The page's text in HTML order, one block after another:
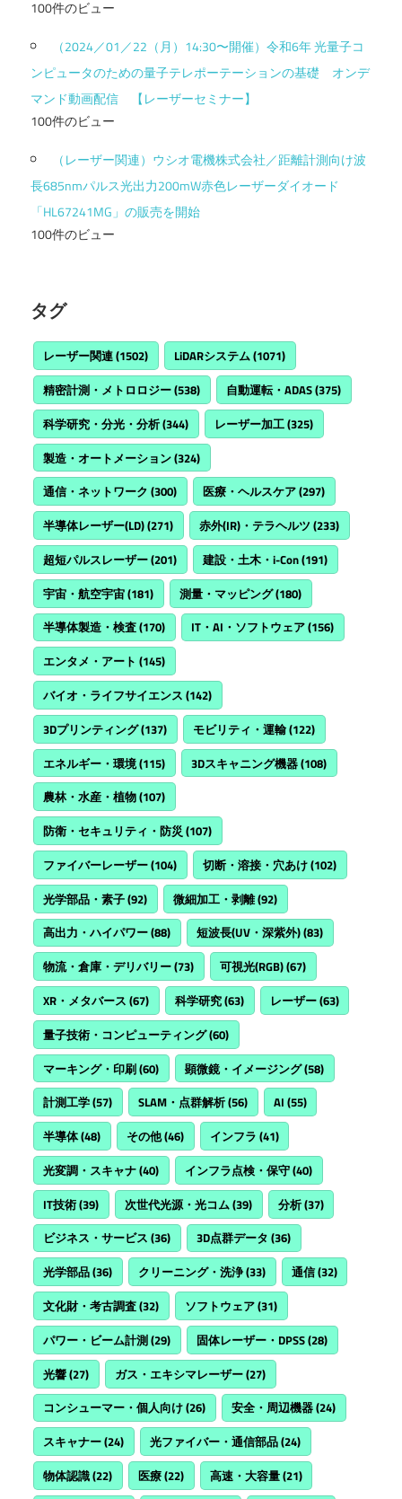
100件のビュー
（2024／01／22（月）14:30〜開催）令和6年 光量子コ
ンピュータのための量子テレポーテーションの基礎 オンデ
マンド動画配信 【レーザーセミナー】
100件のビュー
（レーザー関連）ウシオ電機株式会社／距離計測向け波
長685nmパルス光出力200mW赤色レーザーダイオード
「HL67241MG」の販売を開始
100件のビュー
タグ
レーザー関連(1502) LiDARシステム(1071)
精密計測・メトロロジー(538) 自動運転・ADAS(375)
科学研究・分光・分析(344) レーザー加工(325)
製造・オートメーション(324)
通信・ネットワーク (300) 医療・ヘルスケア(297)
半導体レーザー(LD)(271) 赤外(IR)・テラヘルツ (233)
超短パルスレーザー(201) 建設・土木・i-Con(191)
宇宙・航空宇宙(181) 測量・マッピング(180)
半導体製造・検査(170) IT・AI・ソフトウェア(156)
エンタメ・アート (145)
バイオ・ライフサイエンス (142)
3Dプリンティング(137) モビリティ・運輸(122)
エネルギー・環境(115) 3Dスキャニング機器(108)
農林・水産・植物(107)
防衛・セキュリティ・防災(107)
ファイバーレーザー(104) 切断・溶接・穴あけ(102)
光学部品・素子(92) 微細加工・剥離(92)
高出力・ハイパワー(88) 短波長(UV・深紫外)(83)
物流・倉庫・デリバリー(73) 可視光(RGB)(67)
XR・メタバース (67) 科学研究(63) レーザー(63)
量子技術・コンピューティング(60)
マーキング・印刷(60) 顕微鏡・イメージング(58)
計測工学(57) SLAM・点群解析(56) AI (55)
半導体(48) その他(46) インフラ (41)
光変調・スキャナ(40) インフラ点検・保守(40)
IT技術(39) 次世代光源・光コム(39) 分析(37)
ビジネス・サービス (36) 3D点群データ (36)
光学部品(36) クリーニング・洗浄(33) 通信(32)
文化財・考古調査(32) ソフトウェア(31)
パワー・ビーム計測(29) 固体レーザー・DPSS(28)
光響(27) ガス・エキシマレーザー(27)
コンシューマー・個人向け(26) 安全・周辺機器(24)
スキャナー(24) 光ファイバー・通信部品(24)
物体認識(22) 医療(22) 高速・大容量(21)